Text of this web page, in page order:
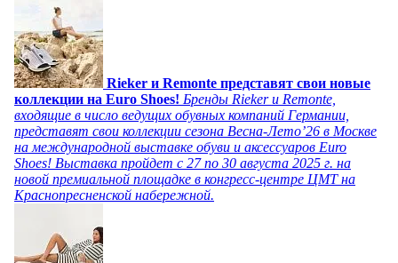
Rieker и Remonte представят свои новые
коллекции на Euro Shoes! Бренды Rieker и Remonte,
входящие в число ведущих обувных компаний Германии,
представят свои коллекции сезона Весна-Лето’26 в Москве
на международной выставке обуви и аксессуаров Euro
Shoes! Выставка пройдет c 27 по 30 августа 2025 г. на
новой премиальной площадке в конгресс-центре ЦМТ на
Краснопресненской набережной.